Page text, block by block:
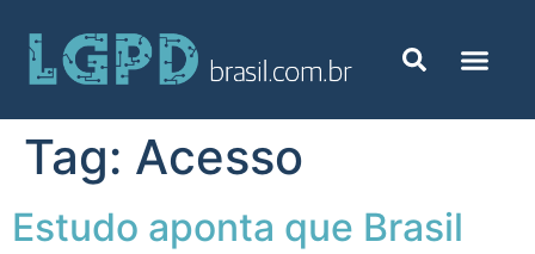
Tag: Acesso
Estudo aponta que Brasil